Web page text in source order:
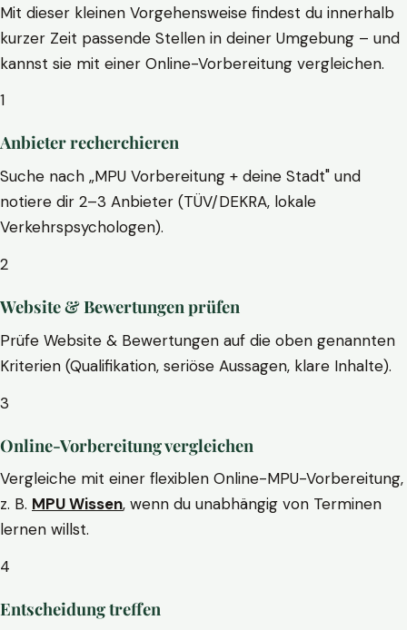
Mit dieser kleinen Vorgehensweise findest du innerhalb
kurzer Zeit passende Stellen in deiner Umgebung – und
kannst sie mit einer Online-Vorbereitung vergleichen.
1
Anbieter recherchieren
Suche nach „MPU Vorbereitung + deine Stadt" und
notiere dir 2–3 Anbieter (TÜV/DEKRA, lokale
Verkehrspsychologen).
2
Website & Bewertungen prüfen
Prüfe Website & Bewertungen auf die oben genannten
Kriterien (Qualifikation, seriöse Aussagen, klare Inhalte).
3
Online-Vorbereitung vergleichen
Vergleiche mit einer flexiblen Online-MPU-Vorbereitung,
z. B. MPU Wissen, wenn du unabhängig von Terminen
lernen willst.
4
Entscheidung treffen